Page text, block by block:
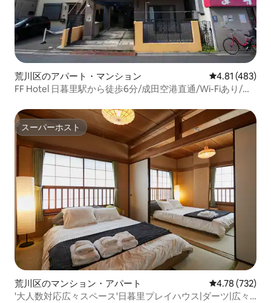
荒川区のアパート・マンション レビュー483
4.81 (483)
FF Hotel 日暮里駅から徒歩6分/成田空港直通/Wi-Fiあり/エ
スーパーホスト
スーパーホスト
荒川区のマンション・アパート レビュー732
4.78 (732)
'大人数対応広々スペース'日暮里プレイハウス|ダーツ|広々